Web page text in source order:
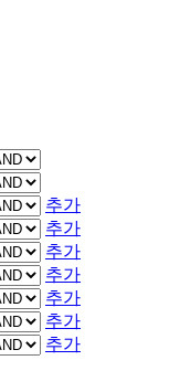
추가
추가
추가
추가
추가
추가
추가